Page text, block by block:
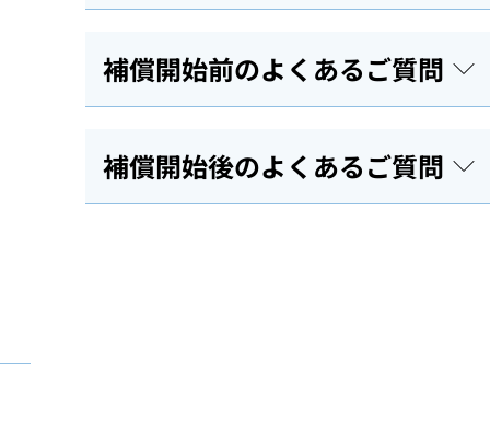
補償開始前のよくあるご質問
補償開始後のよくあるご質問